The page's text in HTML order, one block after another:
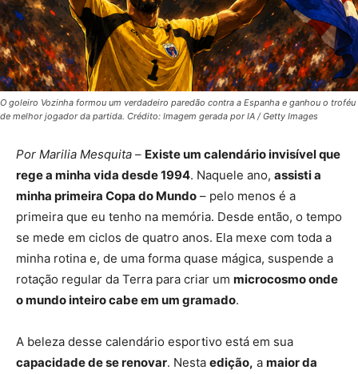
O goleiro Vozinha formou um verdadeiro paredão contra a Espanha e ganhou o troféu
de melhor jogador da partida. Crédito: Imagem gerada por IA / Getty Images
Por Marilia Mesquita – Existe um calendário invisível que
rege a minha vida desde 1994. Naquele ano, assisti a
minha primeira Copa do Mundo – pelo menos é a
primeira que eu tenho na memória. Desde então, o tempo
se mede em ciclos de quatro anos. Ela mexe com toda a
minha rotina e, de uma forma quase mágica, suspende a
rotação regular da Terra para criar um microcosmo onde
o mundo inteiro cabe em um gramado.
A beleza desse calendário esportivo está em sua
capacidade de se renovar. Nesta edição, a maior da